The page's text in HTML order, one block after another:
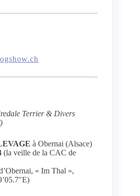
Terrier & Divers
à Obernai (Alsace)
(la veille de la CAC de
« Im Thal »,